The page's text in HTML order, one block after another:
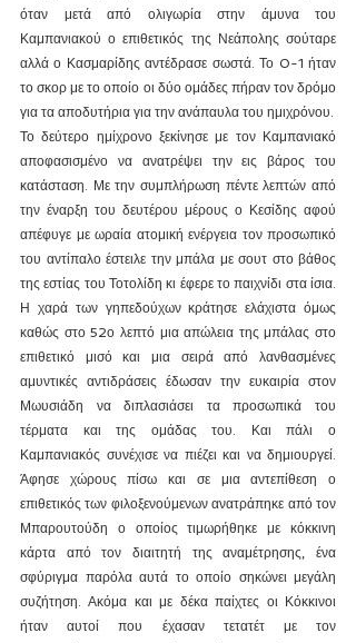
όταν μετά από ολιγωρία στην άμυνα του
Καμπανιακού ο επιθετικός της Νεάπολης σούταρε
αλλά ο Κασμαρίδης αντέδρασε σωστά. Το 0-1 ήταν
το σκορ με το οποίο οι δύο ομάδες πήραν τον δρόμο
για τα αποδυτήρια για την ανάπαυλα του ημιχρόνου.
Το δεύτερο ημίχρονο ξεκίνησε με τον Καμπανιακό
αποφασισμένο να ανατρέψει την εις βάρος του
κατάσταση. Με την συμπλήρωση πέντε λεπτών από
την έναρξη του δευτέρου μέρους ο Κεσίδης αφού
απέφυγε με ωραία ατομική ενέργεια τον προσωπικό
του αντίπαλο έστειλε την μπάλα με σουτ στο βάθος
της εστίας του Τοτολίδη κι έφερε το παιχνίδι στα ίσια.
Η χαρά των γηπεδούχων κράτησε ελάχιστα όμως
καθώς στο 52ο λεπτό μια απώλεια της μπάλας στο
επιθετικό μισό και μια σειρά από λανθασμένες
αμυντικές αντιδράσεις έδωσαν την ευκαιρία στον
Μωυσιάδη να διπλασιάσει τα προσωπικά του
τέρματα και της ομάδας του. Και πάλι ο
Καμπανιακός συνέχισε να πιέζει και να δημιουργεί.
Άφησε χώρους πίσω και σε μια αντεπίθεση ο
επιθετικός των φιλοξενούμενων ανατράπηκε από τον
Μπαρουτούδη ο οποίος τιμωρήθηκε με κόκκινη
κάρτα από τον διαιτητή της αναμέτρησης, ένα
σφύριγμα παρόλα αυτά το οποίο σηκώνει μεγάλη
συζήτηση. Ακόμα και με δέκα παίχτες οι Κόκκινοι
ήταν αυτοί που έχασαν τετατέτ με τον